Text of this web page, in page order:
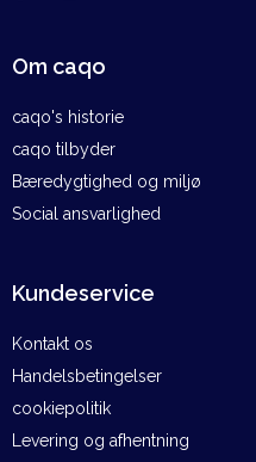
Om caqo
caqo's historie
caqo tilbyder
Bæredygtighed og miljø
Social ansvarlighed
Kundeservice
Kontakt os
Handelsbetingelser
cookiepolitik
Levering og afhentning